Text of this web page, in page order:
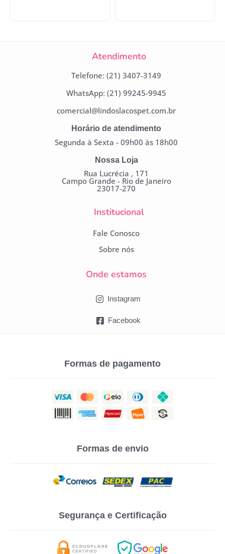
Atendimento
Telefone: (21) 3407-3149
WhatsApp: (21) 99245-9945
comercial@lindoslacospet.com.br
Horário de atendimento
Segunda à Sexta - 09h00 às 18h00
Nossa Loja
Rua Lucrécia , 171
Campo Grande - Rio de Janeiro
23017-270
Institucional
Fale Conosco
Sobre nós
Onde estamos
Instagram
Facebook
Formas de pagamento
Formas de envio
Segurança e Certificação